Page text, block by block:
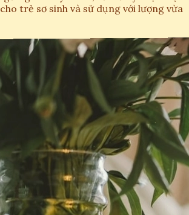
cho trẻ sơ sinh và sử dụng với lượng vừa